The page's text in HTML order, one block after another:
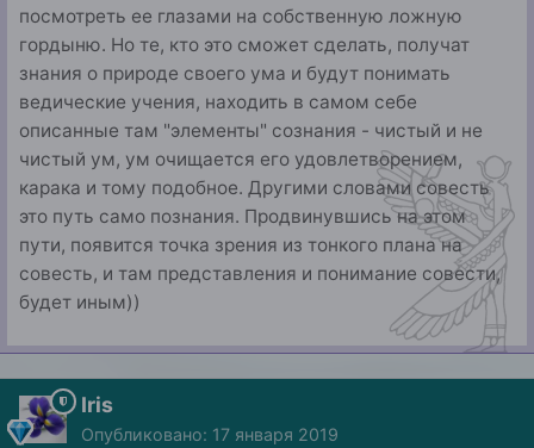
посмотреть ее глазами на собственную ложную
гордыню. Но те, кто это сможет сделать, получат
знания о природе своего ума и будут понимать
ведические учения, находить в самом себе
описанные там "элементы" сознания - чистый и не
чистый ум, ум очищается его удовлетворением,
карака и тому подобное. Другими словами совесть
это путь само познания. Продвинувшись на этом
пути, появится точка зрения из тонкого плана на
совесть, и там представления и понимание совести,
будет иным))
Iris
Опубликовано: 17 января 2019